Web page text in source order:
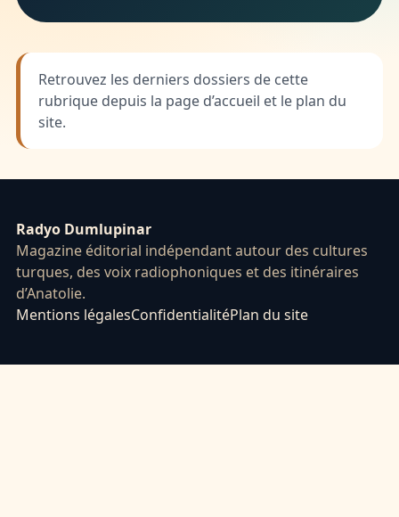
Retrouvez les derniers dossiers de cette
rubrique depuis la page d’accueil et le plan du
site.
Radyo Dumlupinar
Magazine éditorial indépendant autour des cultures
turques, des voix radiophoniques et des itinéraires
d’Anatolie.
Mentions légalesConfidentialitéPlan du site